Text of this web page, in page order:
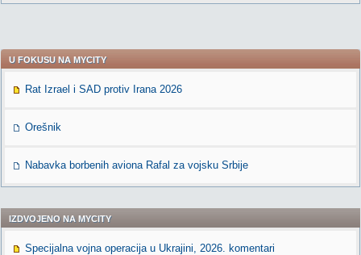
U FOKUSU NA MYCITY
Rat Izrael i SAD protiv Irana 2026
Orešnik
Nabavka borbenih aviona Rafal za vojsku Srbije
IZDVOJENO NA MYCITY
Specijalna vojna operacija u Ukrajini, 2026. komentari